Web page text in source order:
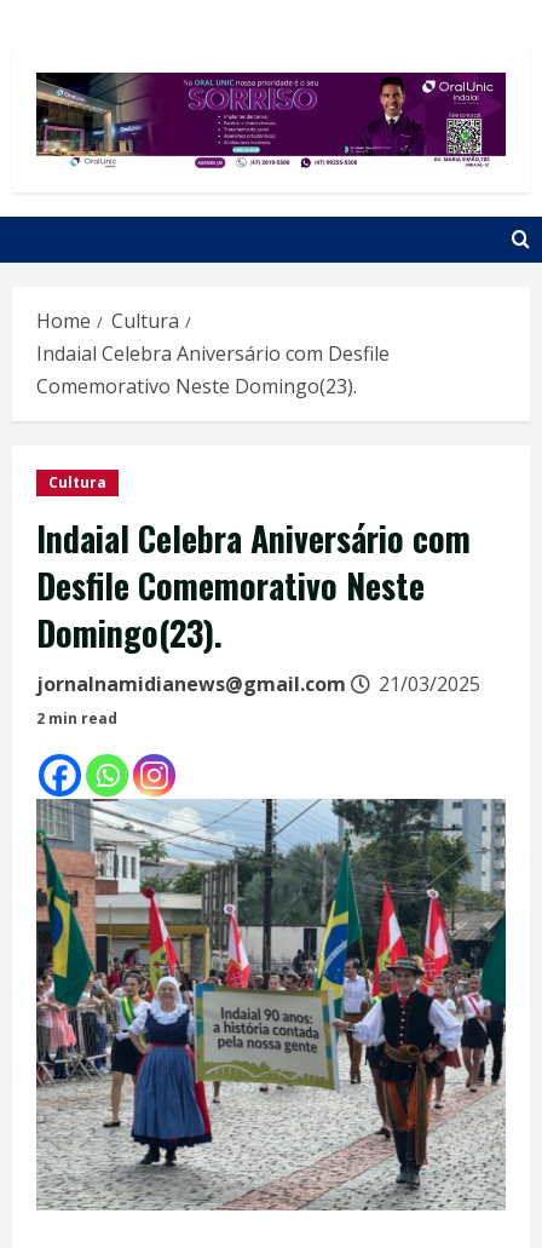
Home
Cultura
Indaial Celebra Aniversário com Desfile
Comemorativo Neste Domingo(23).
Cultura
Indaial Celebra Aniversário com
Desfile Comemorativo Neste
Domingo(23).
jornalnamidianews@gmail.com 21/03/2025
2 min read